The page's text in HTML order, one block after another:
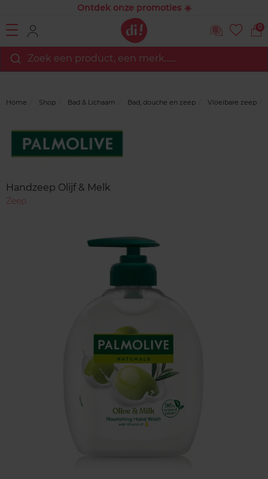
Ontdek onze promoties ☀️
0
Zoek een product, een merk…...
Home Shop Bad & Lichaam Bad, douche en zeep Vloeibare zeep
Handzeep Olijf & Melk
Zeep